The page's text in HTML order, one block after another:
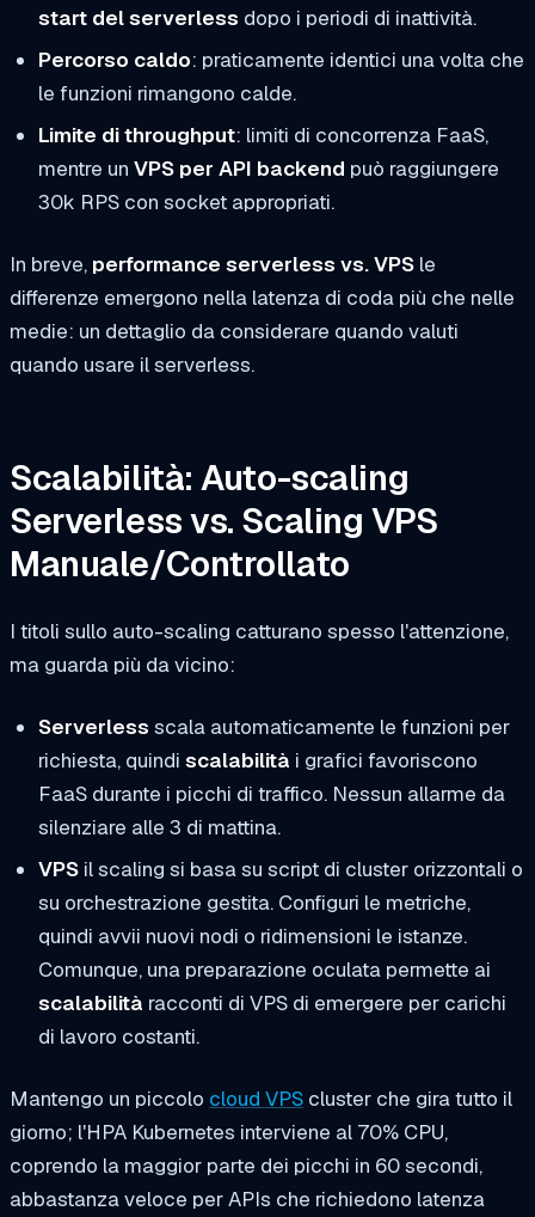
start del serverless dopo i periodi di inattività.
Percorso caldo: praticamente identici una volta che
le funzioni rimangono calde.
Limite di throughput: limiti di concorrenza FaaS,
mentre un VPS per API backend può raggiungere
30k RPS con socket appropriati.
In breve, performance serverless vs. VPS le
differenze emergono nella latenza di coda più che nelle
medie: un dettaglio da considerare quando valuti
quando usare il serverless.
Scalabilità: Auto-scaling
Serverless vs. Scaling VPS
Manuale/Controllato
I titoli sullo auto-scaling catturano spesso l'attenzione,
ma guarda più da vicino:
Serverless scala automaticamente le funzioni per
richiesta, quindi scalabilità i grafici favoriscono
FaaS durante i picchi di traffico. Nessun allarme da
silenziare alle 3 di mattina.
VPSil scaling si basa su script di cluster orizzontali o
su orchestrazione gestita. Configuri le metriche,
quindi avvii nuovi nodi o ridimensioni le istanze.
Comunque, una preparazione oculata permette ai
scalabilità racconti di VPS di emergere per carichi
di lavoro costanti.
Mantengo un piccolo cloud VPS cluster che gira tutto il
giorno; l'HPA Kubernetes interviene al 70% CPU,
coprendo la maggior parte dei picchi in 60 secondi,
abbastanza veloce per APIs che richiedono latenza